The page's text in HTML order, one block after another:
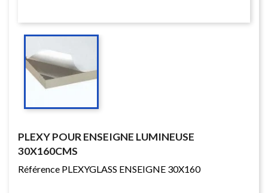
PLEXY POUR ENSEIGNE LUMINEUSE
30X160CMS
Référence PLEXYGLASS ENSEIGNE 30X160